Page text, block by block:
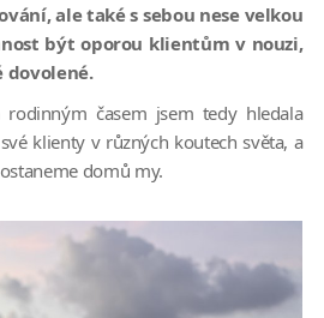
ale také s sebou nese velkou
být oporou klientům v nouzi,
dovolené.
časem jsem tedy hledala
klienty v různých koutech světa, a
domů my.